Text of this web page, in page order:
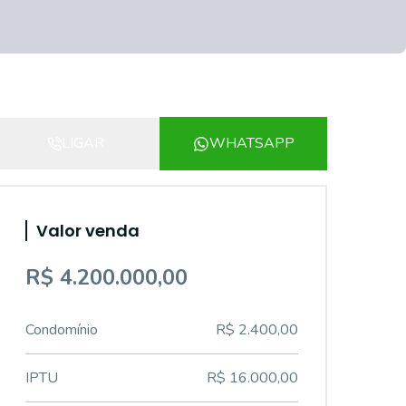
WHATSAPP
Valor venda
R$ 4.200.000,00
Condomínio R$ 2.400,00
IPTU R$ 16.000,00